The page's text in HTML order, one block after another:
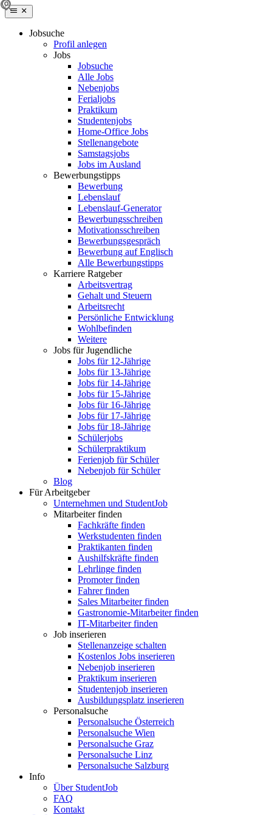
Jobsuche
Profil anlegen
Jobs
Jobsuche
Alle Jobs
Nebenjobs
Ferialjobs
Praktikum
Studentenjobs
Home-Office Jobs
Stellenangebote
Samstagsjobs
Jobs im Ausland
Bewerbungstipps
Bewerbung
Lebenslauf
Lebenslauf-Generator
Bewerbungsschreiben
Motivationsschreiben
Bewerbungsgespräch
Bewerbung auf Englisch
Alle Bewerbungstipps
Karriere Ratgeber
Arbeitsvertrag
Gehalt und Steuern
Arbeitsrecht
Persönliche Entwicklung
Wohlbefinden
Weitere
Jobs für Jugendliche
Jobs für 12-Jährige
Jobs für 13-Jährige
Jobs für 14-Jährige
Jobs für 15-Jährige
Jobs für 16-Jährige
Jobs für 17-Jährige
Jobs für 18-Jährige
Schülerjobs
Schülerpraktikum
Ferienjob für Schüler
Nebenjob für Schüler
Blog
Für Arbeitgeber
Unternehmen und StudentJob
Mitarbeiter finden
Fachkräfte finden
Werkstudenten finden
Praktikanten finden
Aushilfskräfte finden
Lehrlinge finden
Promoter finden
Fahrer finden
Sales Mitarbeiter finden
Gastronomie-Mitarbeiter finden
IT-Mitarbeiter finden
Job inserieren
Stellenanzeige schalten
Kostenlos Jobs inserieren
Nebenjob inserieren
Praktikum inserieren
Studentenjob inserieren
Ausbildungsplatz inserieren
Personalsuche
Personalsuche Österreich
Personalsuche Wien
Personalsuche Graz
Personalsuche Linz
Personalsuche Salzburg
Info
Über StudentJob
FAQ
Kontakt